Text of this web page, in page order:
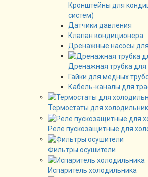
Кронштейны для
систем)
Датчики давления
Клапан кондиционера
Дренажные насосы
Дренажная трубка
Гайки для медных
Кабель-каналы для
Термостаты для
Реле пускозащитные для
Фильтры осушители
Испаритель холодильника